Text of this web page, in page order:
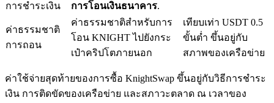
คว้าผลกำไรระยะยาวและผลประโยชน์ที่ยืดหยุ่น
การชำระเงิน
การโอนเงินธนาคาร.
ค่าธรรมชาติ
การถอน
ค่าธรรมชาติสำหรับการ
โอน KNIGHT ไปยังกระ
เป๋าคริปโตภายนอก
เทียบเท่า USDT 0.5
ขั้นต่ำ ขึ้นอยู่กับ
สภาพของเครือข่าย
ค่าใช้จ่ายสุดท้ายของการซื้อ KnightSwap ขึ้นอยู่กับวิธีการชำระ
เงิน การติดขัดของเครือข่าย และสภาวะตลาด ณ เวลาของ